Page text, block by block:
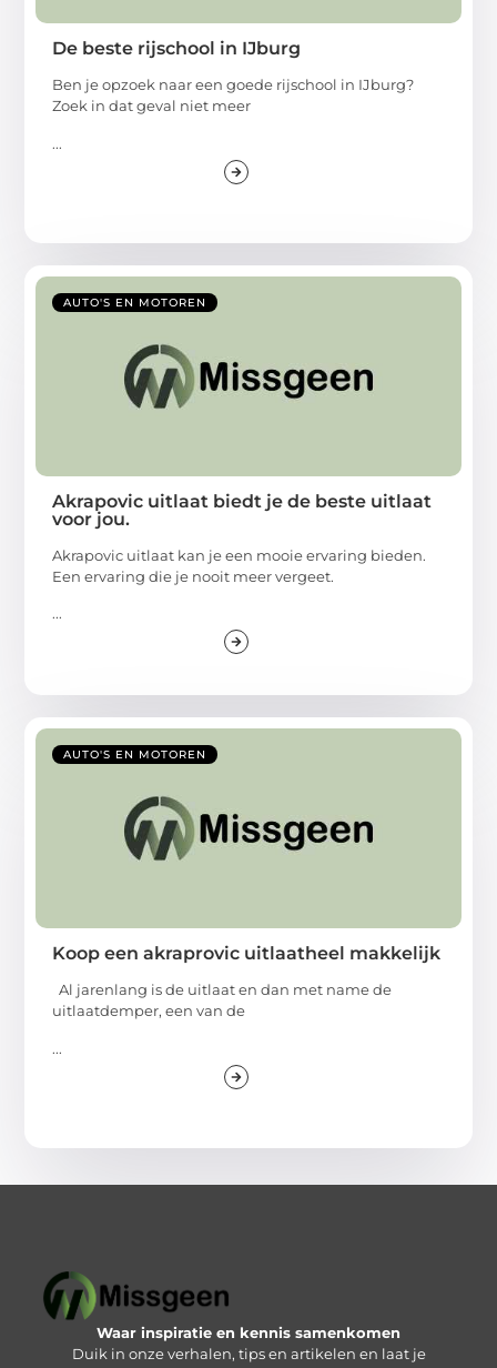
De beste rijschool in IJburg
Ben je opzoek naar een goede rijschool in IJburg?
Zoek in dat geval niet meer
...
AUTO'S EN MOTOREN
Akrapovic uitlaat biedt je de beste uitlaat
voor jou.
Akrapovic uitlaat kan je een mooie ervaring bieden.
Een ervaring die je nooit meer vergeet.
...
AUTO'S EN MOTOREN
Koop een akraprovic uitlaatheel makkelijk
Al jarenlang is de uitlaat en dan met name de
uitlaatdemper, een van de
...
Waar inspiratie en kennis samenkomen
Duik in onze verhalen, tips en artikelen en laat je